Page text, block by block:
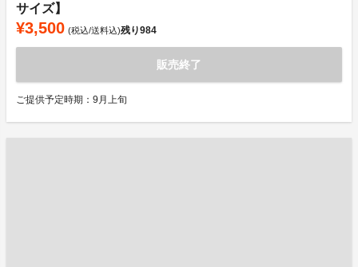
サイズ】
¥3,500 (税込/送料込)残り984
販売終了
ご提供予定時期：9月上旬